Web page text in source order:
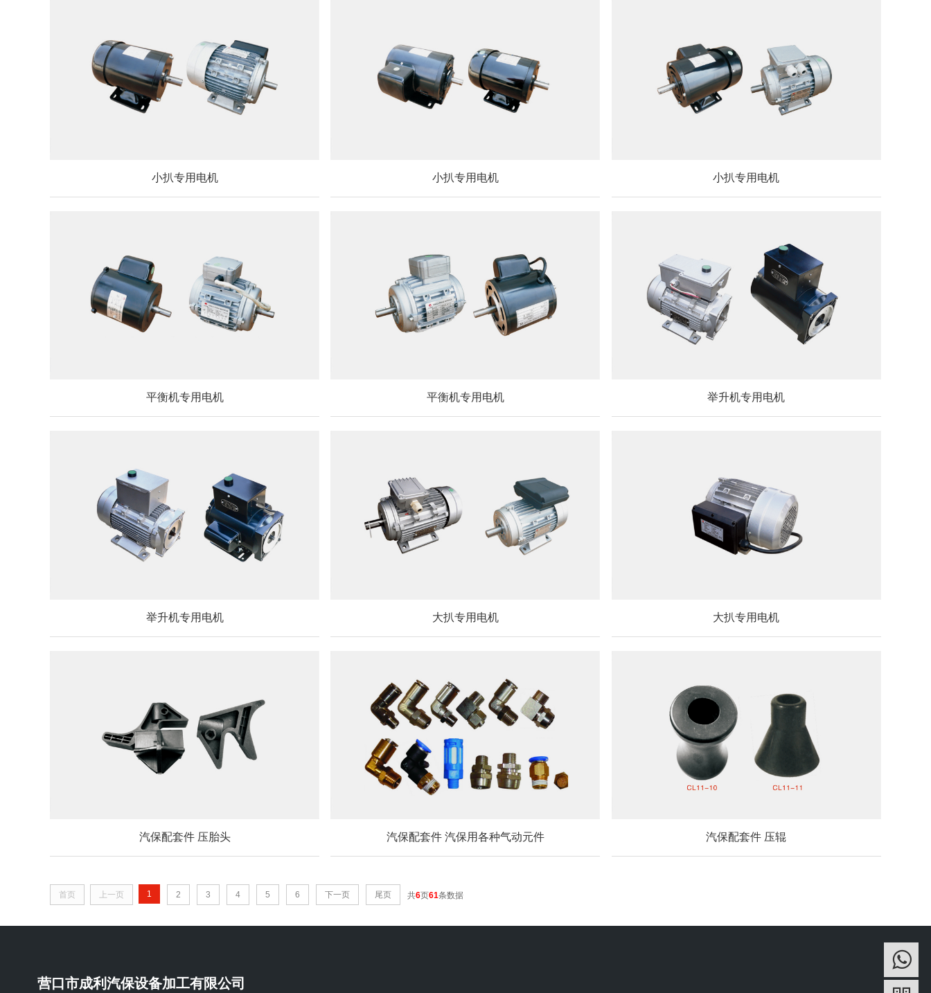
小扒专用电机 小扒专用电机 小扒专用电机
平衡机专用电机 平衡机专用电机 举升机专用电机
举升机专用电机 大扒专用电机 大扒专用电机
汽保配套件 压胎头 汽保配套件 汽保用各种气动元件 汽保配套件 压辊
首页 上一页 1 2 3 4 5 6 下一页 尾页 共6页61条数据
营口市成利汽保设备加工有限公司